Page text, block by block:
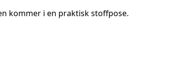
kommer i en praktisk stoffpose.